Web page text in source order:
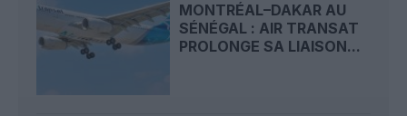
MONTRÉAL–DAKAR AU
SÉNÉGAL : AIR TRANSAT
PROLONGE SA LIAISON...